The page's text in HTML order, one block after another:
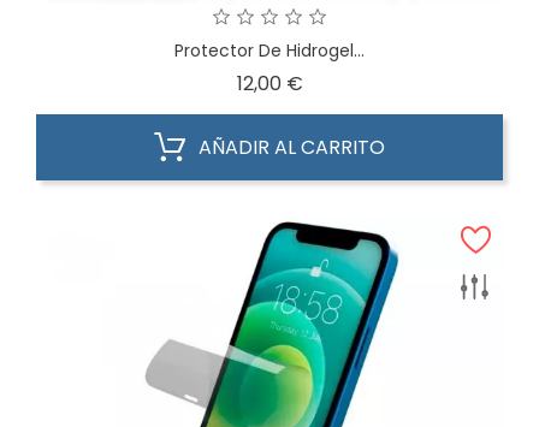
Protector De Hidrogel...
12,00 €Precio
AÑADIR AL CARRITO